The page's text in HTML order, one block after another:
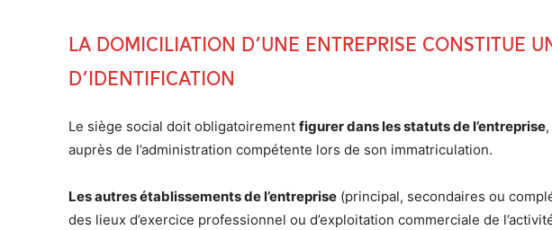
La domiciliation d’une entreprise constitue
d’identification
Le siège social doit obligatoirement figurer dans les statuts de l’entreprise
auprès de l’administration compétente lors de son immatriculation.
Les autres établissements de l’entreprise (principal, secondaires ou
des lieux d’exercice professionnel ou d’exploitation commerciale de